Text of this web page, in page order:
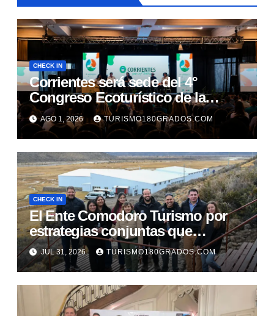
CHECK IN
Corrientes será sede del 4°
Congreso Ecoturístico de la
Región Litoral
AGO 1, 2026 TURISMO180GRADOS.COM
CHECK IN
El Ente Comodoro Turismo por
estrategias conjuntas que
fortalezcan la actividad en la
región
JUL 31, 2026 TURISMO180GRADOS.COM